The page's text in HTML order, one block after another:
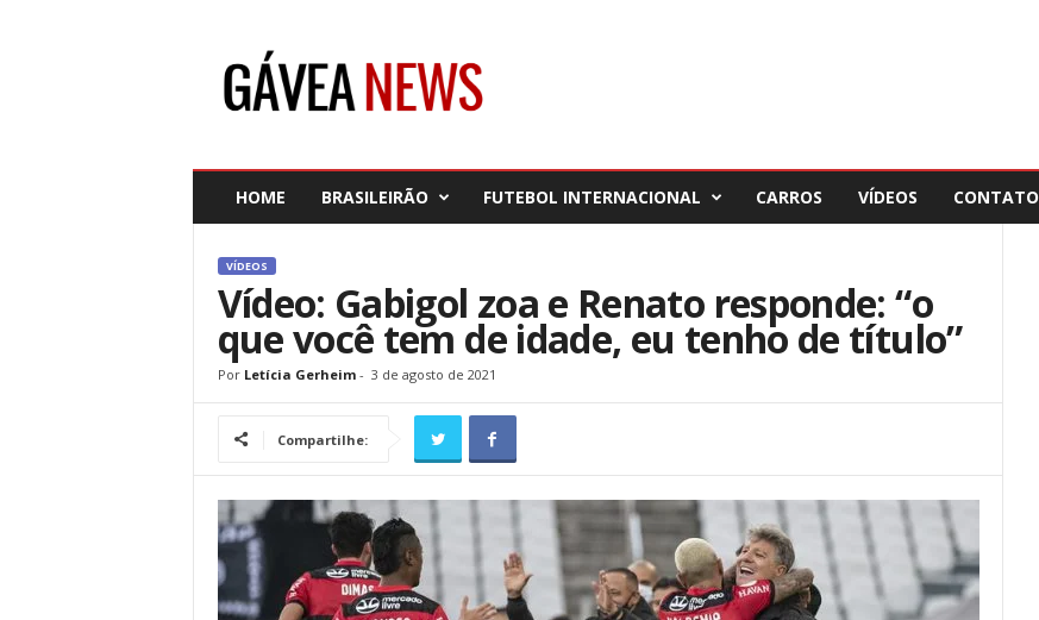
HOME BRASILEIRÃO FUTEBOL INTERNACIONAL CARROS VÍDEOS CONTATO
VÍDEOS
Vídeo: Gabigol zoa e Renato responde: “o
que você tem de idade, eu tenho de título”
Por Letícia Gerheim- 3 de agosto de 2021
Compartilhe: